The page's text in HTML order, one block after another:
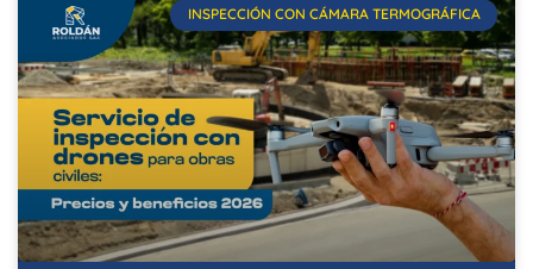
INSPECCIÓN CON CÁMARA TERMOGRÁFICA